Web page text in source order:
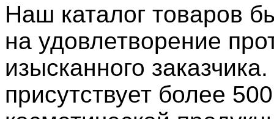
Наш каталог товаров
на удовлетворение
изысканного
присутствует более